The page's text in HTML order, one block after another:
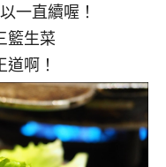
一直續喔！
籃生菜
啊！